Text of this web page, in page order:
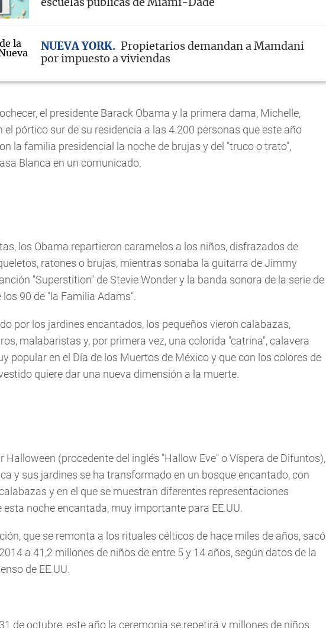
escuelas públicas de Miami-Dade
NUEVA YORK
Propietarios demandan a Mamdani
por impuesto a viviendas
el presidente Barack Obama y la primera dama, Michelle,
el pórtico sur de su residencia a las 4.200 personas que este año
la familia presidencial la noche de brujas y del "truco o trato",
Blanca en un comunicado.
los Obama repartieron caramelos a los niños, disfrazados de
ratones o brujas, mientras sonaba la guitarra de Jimmy
"Superstition" de Stevie Wonder y la banda sonora de la serie de
los 90 de "la Familia Adams".
por los jardines encantados, los pequeños vieron calabazas,
malabaristas y, por primera vez, una colorida "catrina", calavera
popular en el Día de los Muertos de México y que con los colores de
quiere dar una nueva dimensión a la muerte.
Halloween (procedente del inglés "Hallow Eve" o Víspera de Difuntos),
y sus jardines se ha transformado en un bosque encantado, con
y en el que se muestran diferentes representaciones
esta noche encantada, muy importante para EE.UU.
que se remonta a los rituales célticos de hace miles de años, sacó
a 41,2 millones de niños de entre 5 y 14 años, según datos de la
de EE.UU.
de octubre, este año la ceremonia se repetirá y millones de niños